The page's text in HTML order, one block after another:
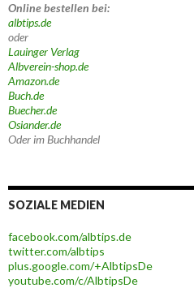
Online bestellen bei:
albtips.de
oder
Lauinger Verlag
Albverein-shop.de
Amazon.de
Buch.de
Buecher.de
Osiander.de
Oder im Buchhandel
SOZIALE MEDIEN
facebook.com/albtips.de
twitter.com/albtips
plus.google.com/+AlbtipsDe
youtube.com/c/AlbtipsDe